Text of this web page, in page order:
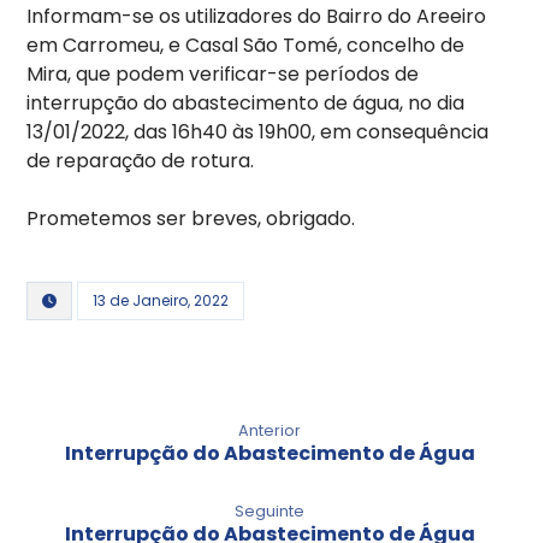
Informam-se os utilizadores do Bairro do Areeiro
em Carromeu, e Casal São Tomé, concelho de
Mira, que podem verificar-se períodos de
interrupção do abastecimento de água, no dia
13/01/2022, das 16h40 às 19h00, em consequência
de reparação de rotura.
Prometemos ser breves, obrigado.
13 de Janeiro, 2022
Anterior
Interrupção do Abastecimento de Água
Seguinte
Interrupção do Abastecimento de Água